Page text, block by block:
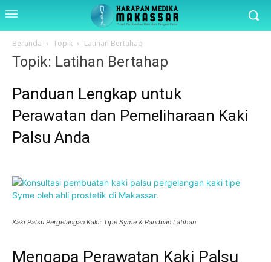
Beranda Topik Latihan Bertahap
Topik: Latihan Bertahap
Panduan Lengkap untuk
Perawatan dan Pemeliharaan Kaki
Palsu Anda
Kaki Palsu Pergelangan Kaki: Tipe Syme & Panduan Latihan
Mengapa Perawatan Kaki Palsu